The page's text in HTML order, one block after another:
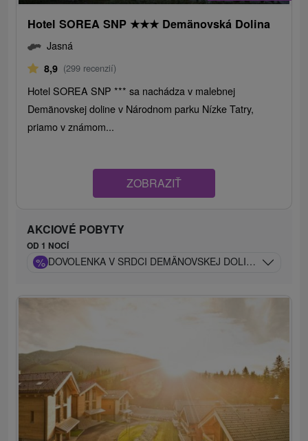
Hotel SOREA SNP ★★★ Demänovská Dolina
Jasná
8,9 (299 recenzií)
Hotel SOREA SNP *** sa nachádza v malebnej
Demänovskej doline v Národnom parku Nízke Tatry,
priamo v známom...
ZOBRAZIŤ
AKCIOVÉ POBYTY
OD 1 NOCÍ
% DOVOLENKA V SRDCI DEMÄNOVSKEJ DOLINY S